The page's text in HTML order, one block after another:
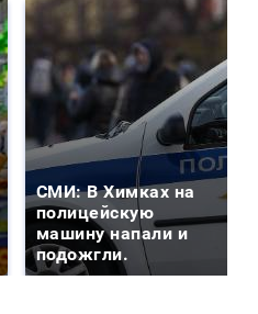
СМИ: В Химках на
полицейскую
машину напали и
подожгли.